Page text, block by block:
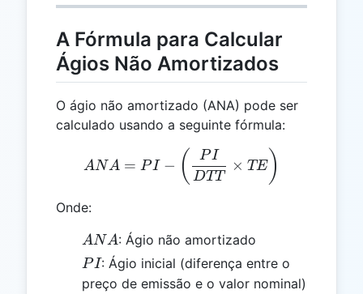
A Fórmula para Calcular
Ágios Não Amortizados
O ágio não amortizado (ANA) pode ser
calculado usando a seguinte fórmula:
ANA = PI - \left(
ANA = PI − ( DTT
PI
× TE )
Onde:
ANA
ANA: Ágio não amortizado
PI
PI: Ágio inicial (diferença entre o
preço de emissão e o valor nominal)